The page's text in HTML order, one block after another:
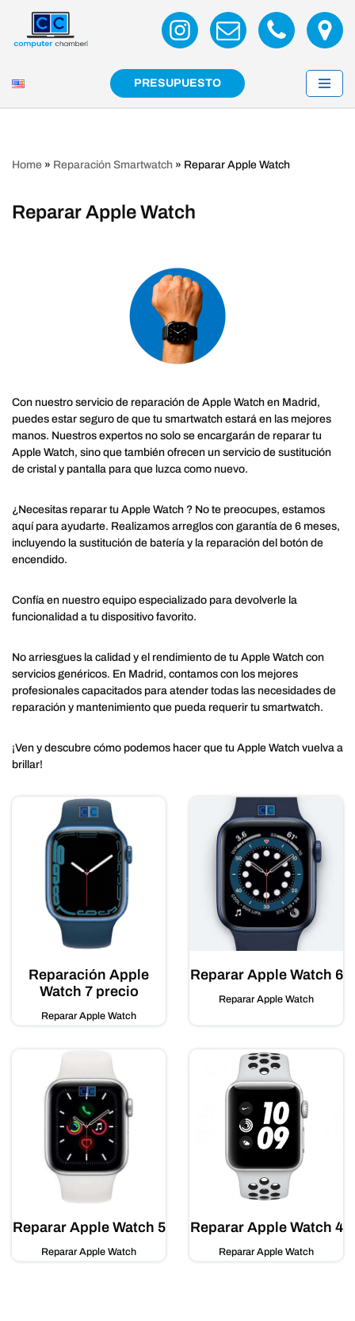
Saltar
PRESUPUESTO
Home » Reparación Smartwatch » Reparar Apple Watch
Reparar Apple Watch
Con nuestro servicio de reparación de Apple Watch en Madrid,
puedes estar seguro de que tu smartwatch estará en las mejores
manos. Nuestros expertos no solo se encargarán de reparar tu
Apple Watch, sino que también ofrecen un servicio de sustitución
de cristal y pantalla para que luzca como nuevo.
¿Necesitas reparar tu Apple Watch ? No te preocupes, estamos
aquí para ayudarte. Realizamos arreglos con garantía de 6 meses,
incluyendo la sustitución de batería y la reparación del botón de
encendido.
Confía en nuestro equipo especializado para devolverle la
funcionalidad a tu dispositivo favorito.
No arriesgues la calidad y el rendimiento de tu Apple Watch con
servicios genéricos. En Madrid, contamos con los mejores
profesionales capacitados para atender todas las necesidades de
reparación y mantenimiento que pueda requerir tu smartwatch.
¡Ven y descubre cómo podemos hacer que tu Apple Watch vuelva a
brillar!
Reparación Apple
Watch 7 precio
Reparar Apple Watch
Reparar Apple Watch 6
Reparar Apple Watch
Reparar Apple Watch 5
Reparar Apple Watch
Reparar Apple Watch 4
Reparar Apple Watch